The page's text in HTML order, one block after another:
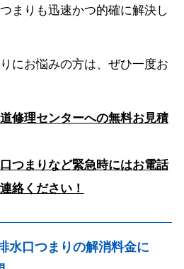
まりも迅速かつ的確に解決し
にお悩みの方は、ぜひ一度お
修理センターへの無料お見積
つまりなど緊急時にはお電話
絡ください！
水口つまりの解消料金に